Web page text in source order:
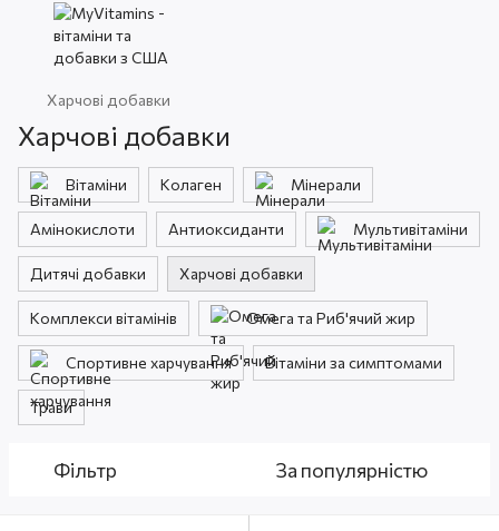
Харчові добавки
Харчові добавки
Вітаміни Колаген Мінерали
Амінокислоти Антиоксиданти Мультивітаміни
Дитячі добавки Харчові добавки
Комплекси вітамінів Омега та Риб'ячий жир
Спортивне харчування Вітаміни за симптомами
Трави
Фільтр За популярністю